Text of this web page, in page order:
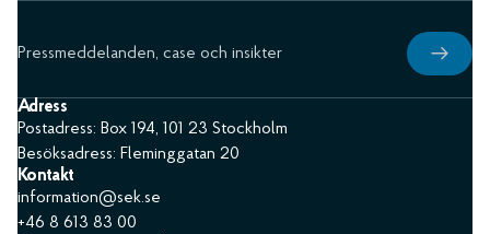
Pressmeddelanden, case och insikter
Adress
Postadress: Box 194, 101 23 Stockholm
Besöksadress: Fleminggatan 20
Kontakt
information@sek.se
+46 8 613 83 00